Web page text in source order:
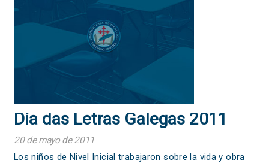
Día das Letras Galegas 2011
20 de mayo de 2011
Los niños de Nivel Inicial trabajaron sobre la vida y obra